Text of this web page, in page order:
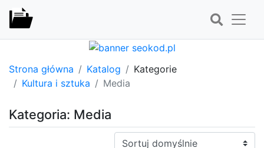
Strona główna Katalog
Kategorie
Kultura i sztuka
Media
Kategoria: Media
Sortuj: